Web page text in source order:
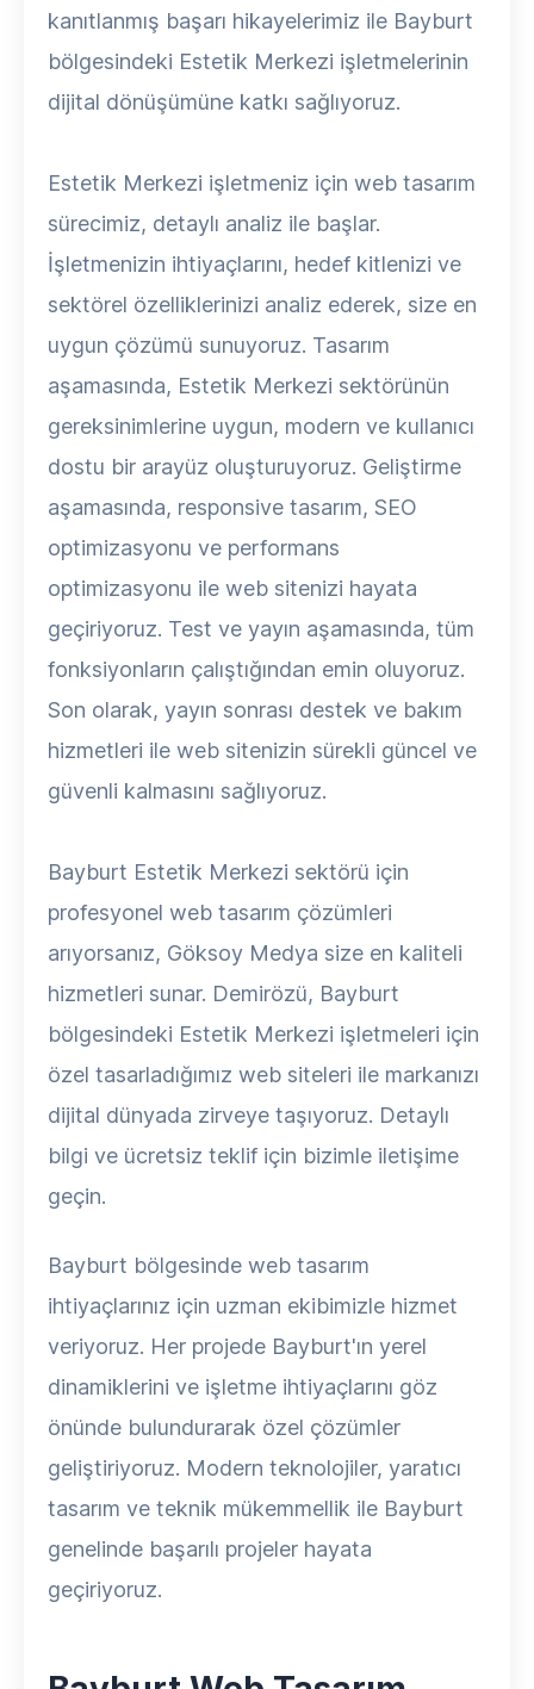
kanıtlanmış başarı hikayelerimiz ile Bayburt
bölgesindeki Estetik Merkezi işletmelerinin
dijital dönüşümüne katkı sağlıyoruz.
Estetik Merkezi işletmeniz için web tasarım
sürecimiz, detaylı analiz ile başlar.
İşletmenizin ihtiyaçlarını, hedef kitlenizi ve
sektörel özelliklerinizi analiz ederek, size en
uygun çözümü sunuyoruz. Tasarım
aşamasında, Estetik Merkezi sektörünün
gereksinimlerine uygun, modern ve kullanıcı
dostu bir arayüz oluşturuyoruz. Geliştirme
aşamasında, responsive tasarım, SEO
optimizasyonu ve performans
optimizasyonu ile web sitenizi hayata
geçiriyoruz. Test ve yayın aşamasında, tüm
fonksiyonların çalıştığından emin oluyoruz.
Son olarak, yayın sonrası destek ve bakım
hizmetleri ile web sitenizin sürekli güncel ve
güvenli kalmasını sağlıyoruz.
Bayburt Estetik Merkezi sektörü için
profesyonel web tasarım çözümleri
arıyorsanız, Göksoy Medya size en kaliteli
hizmetleri sunar. Demirözü, Bayburt
bölgesindeki Estetik Merkezi işletmeleri için
özel tasarladığımız web siteleri ile markanızı
dijital dünyada zirveye taşıyoruz. Detaylı
bilgi ve ücretsiz teklif için bizimle iletişime
geçin.
Bayburt bölgesinde web tasarım
ihtiyaçlarınız için uzman ekibimizle hizmet
veriyoruz. Her projede Bayburt'ın yerel
dinamiklerini ve işletme ihtiyaçlarını göz
önünde bulundurarak özel çözümler
geliştiriyoruz. Modern teknolojiler, yaratıcı
tasarım ve teknik mükemmellik ile Bayburt
genelinde başarılı projeler hayata
geçiriyoruz.